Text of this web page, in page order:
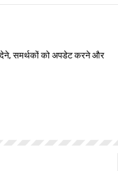
देने, समर्थकों को अपडेट करने और